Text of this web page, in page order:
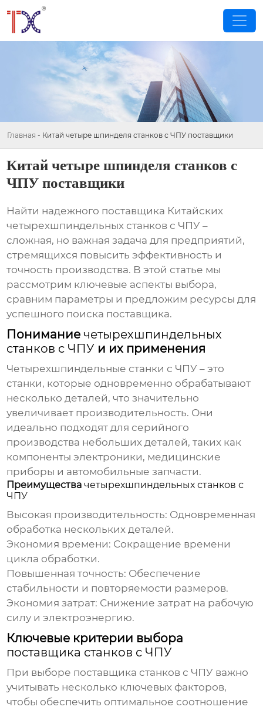
Главная - Китай четыре шпинделя станков с ЧПУ поставщики
Китай четыре шпинделя станков с
ЧПУ поставщики
Найти надежного поставщика Китайских
четырехшпиндельных станков с ЧПУ –
сложная, но важная задача для предприятий,
стремящихся повысить эффективность и
точность производства. В этой статье мы
рассмотрим ключевые аспекты выбора,
сравним параметры и предложим ресурсы для
успешного поиска поставщика.
Понимание четырехшпиндельных
станков с ЧПУ и их применения
Четырехшпиндельные станки с ЧПУ – это
станки, которые одновременно обрабатывают
несколько деталей, что значительно
увеличивает производительность. Они
идеально подходят для серийного
производства небольших деталей, таких как
компоненты электроники, медицинские
приборы и автомобильные запчасти.
Преимуществачетырехшпиндельных станков с
ЧПУ
Высокая производительность: Одновременная
обработка нескольких деталей.
Экономия времени: Сокращение времени
цикла обработки.
Повышенная точность: Обеспечение
стабильности и повторяемости размеров.
Экономия затрат: Снижение затрат на рабочую
силу и электроэнергию.
Ключевые критерии выбора
поставщика станков с ЧПУ
При выборе поставщика станков с ЧПУ важно
учитывать несколько ключевых факторов,
чтобы обеспечить оптимальное соотношение